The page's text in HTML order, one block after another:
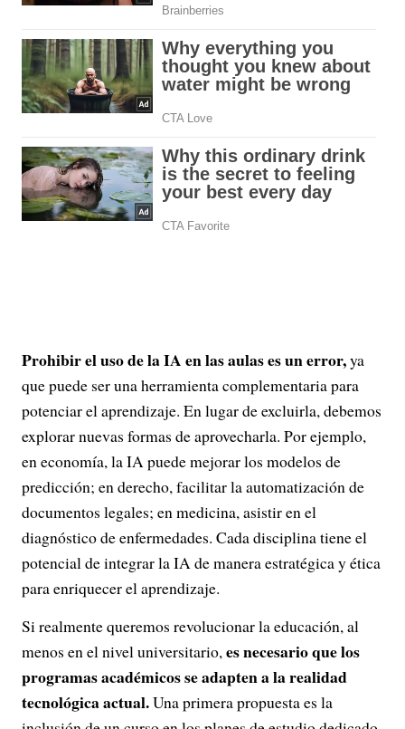
Prohibir el uso de la IA en las aulas es un error,ya
que puede ser una herramienta complementaria para
potenciar el aprendizaje. En lugar de excluirla, debemos
explorar nuevas formas de aprovecharla. Por ejemplo,
en economía, la IA puede mejorar los modelos de
predicción; en derecho, facilitar la automatización de
documentos legales; en medicina, asistir en el
diagnóstico de enfermedades. Cada disciplina tiene el
potencial de integrar la IA de manera estratégica y ética
para enriquecer el aprendizaje.
Si realmente queremos revolucionar la educación, al
menos en el nivel universitario,es necesario que los
programas académicos se adapten a la realidad
tecnológica actual.Una primera propuesta es la